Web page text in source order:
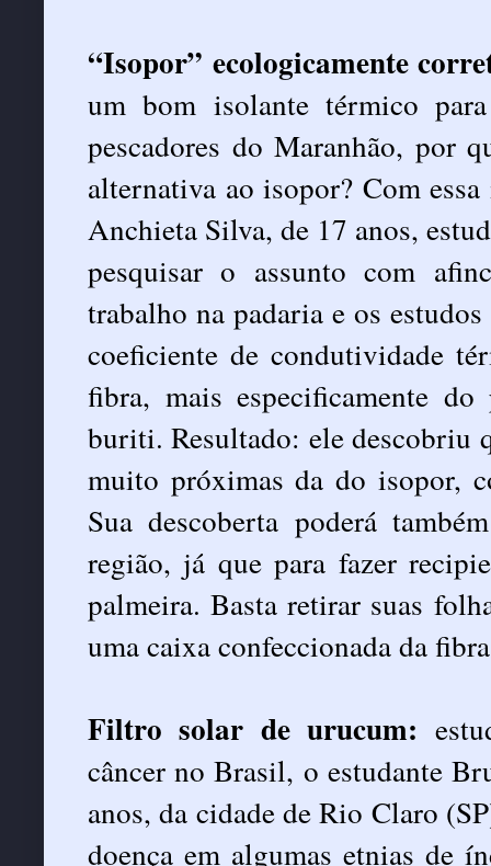
“Isopor” ecologicamente
um bom isolante térmico
pescadores do Maranhão, por
alternativa ao isopor? Com
Anchieta Silva, de 17 anos,
pesquisar o assunto com
trabalho na padaria e os
coeficiente de condutividade
fibra, mais especificamente
buriti. Resultado: ele descobriu
muito próximas da do isopor,
Sua descoberta poderá
região, já que para fazer
palmeira. Basta retirar suas
uma caixa confeccionada da
Filtro solar de urucum:
câncer no Brasil, o estudante
anos, da cidade de Rio Claro
doença em algumas etnias de